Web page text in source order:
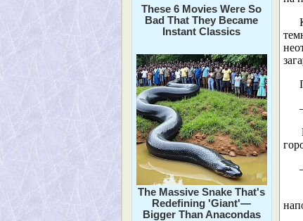
These 6 Movies Were So
Bad That They Became
Instant Classics
The Massive Snake That's
Redefining 'Giant'—
Bigger Than Anacondas